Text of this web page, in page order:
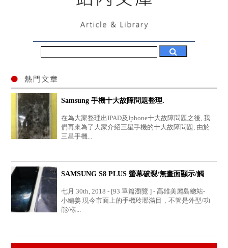
Samsung 手機十大故障問題整理.
在為大家整理出IPAD及Iphone十大故障問題之後, 我
們再來為了大家介紹三星手機的十大故障問題, 由於
三星手機...
SAMSUNG S8 PLUS 螢幕破裂/無畫面顯示/觸
控異常/背蓋...
七月 30th, 2018 - [93 單篇瀏覽 ] - 高雄美麗島總站-
小編姜 現今市面上的手機玲瑯滿目，不管是外型/功
能/樣...